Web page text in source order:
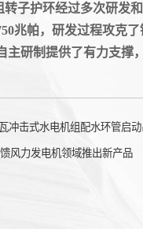
子护环经过多次研发
兆帕，研发过程攻克
主研制提供了有力支
冲击式水电机组配水环管启
风力发电机领域推出新产品